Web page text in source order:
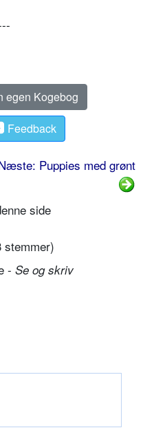
egen Kogebog
Feedback
Puppies med grønt
side
stemmer)
- Se og skriv